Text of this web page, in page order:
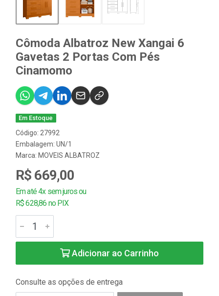
Cômoda Albatroz New Xangai 6
Gavetas 2 Portas Com Pés
Cinamomo
Em Estoque
Código: 27992
Embalagem: UN/1
Marca: MOVEIS ALBATROZ
R$ 669,00
Em até 4x sem juros ou
R$ 628,86 no PIX
Adicionar ao Carrinho
Consulte as opções de entrega